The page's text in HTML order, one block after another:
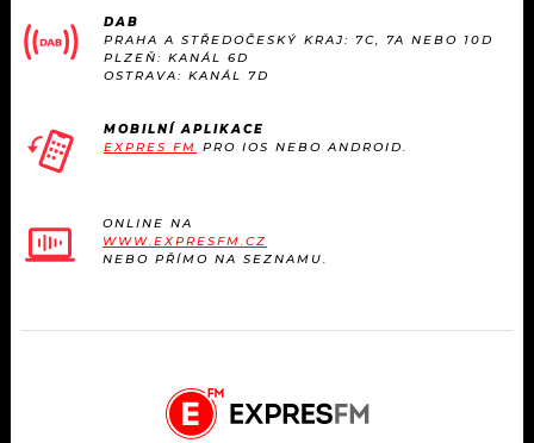
DAB
PRAHA A STŘEDOČESKÝ KRAJ: 7C, 7A NEBO 10D
PLZEŇ: KANÁL 6D
OSTRAVA: KANÁL 7D
MOBILNÍ APLIKACE
EXPRES FM PRO IOS NEBO ANDROID.
ONLINE NA
WWW.EXPRESFM.CZ
NEBO PŘÍMO NA SEZNAMU.